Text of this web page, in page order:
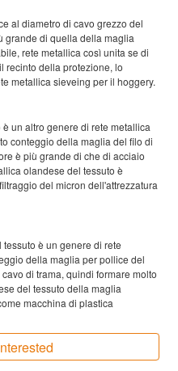
al diametro di cavo grezzo del
grande di quella della maglia
rete metallica così unita se di
recinto della protezione, lo
metallica sieveing per il hoggery.
un altro genere di rete metallica
conteggio della maglia del filo di
è più grande di che di acciaio
olandese del tessuto è
del micron dell'attrezzatura
è un genere di rete
della maglia per pollice del
di trama, quindi formare molto
del tessuto della maglia
macchina di plastica
I am interested